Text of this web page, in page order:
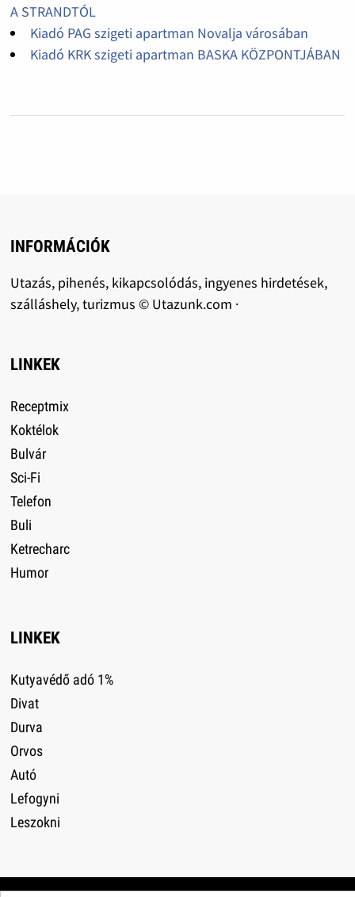
A STRANDTÓL
Kiadó PAG szigeti apartman Novalja városában
Kiadó KRK szigeti apartman BASKA KÖZPONTJÁBAN
INFORMÁCIÓK
Utazás, pihenés, kikapcsolódás, ingyenes hirdetések,
szálláshely, turizmus © Utazunk.com ·
LINKEK
Receptmix
Koktélok
Bulvár
Sci-Fi
Telefon
Buli
Ketrecharc
Humor
LINKEK
Kutyavédő adó 1%
Divat
Durva
Orvos
Autó
Lefogyni
Leszokni